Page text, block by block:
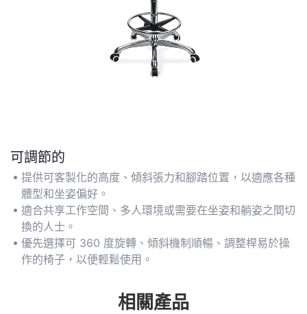
可調節的
提供可客製化的高度、傾斜張力和腳踏位置，以適應各種
體型和坐姿偏好。
適合共享工作空間、多人環境或需要在坐姿和躺姿之間切
換的人士。
優先選擇可 360 度旋轉、傾斜機制順暢、調整桿易於操
作的椅子，以便輕鬆使用。
相關產品